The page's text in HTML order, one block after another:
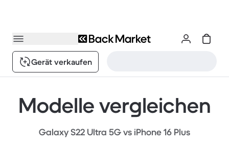
Gerät verkaufen
Modelle vergleichen
Galaxy S22 Ultra 5G vs iPhone 16 Plus